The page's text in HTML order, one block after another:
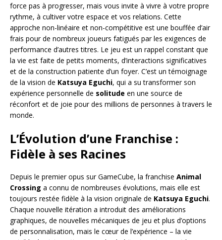
force pas à progresser, mais vous invite à vivre à votre propre
rythme, à cultiver votre espace et vos relations. Cette
approche non-linéaire et non-compétitive est une bouffée d’air
frais pour de nombreux joueurs fatigués par les exigences de
performance d’autres titres. Le jeu est un rappel constant que
la vie est faite de petits moments, d’interactions significatives
et de la construction patiente d’un foyer. C’est un témoignage
de la vision de Katsuya Eguchi, qui a su transformer son
expérience personnelle de solitude en une source de
réconfort et de joie pour des millions de personnes à travers le
monde.
L’Évolution d’une Franchise :
Fidèle à ses Racines
Depuis le premier opus sur GameCube, la franchise Animal
Crossing a connu de nombreuses évolutions, mais elle est
toujours restée fidèle à la vision originale de Katsuya Eguchi.
Chaque nouvelle itération a introduit des améliorations
graphiques, de nouvelles mécaniques de jeu et plus d’options
de personnalisation, mais le cœur de l’expérience – la vie